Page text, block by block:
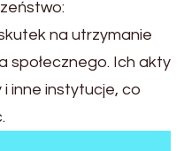
na utrzymanie
społecznego. Ich akty
inne instytucje, co